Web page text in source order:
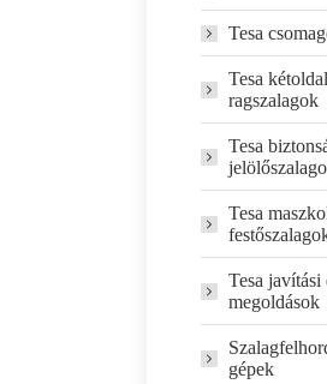
Tesa
Tesa
ragszalagok
Tesa
Tesa
Tesa javítási
megoldások
gépek